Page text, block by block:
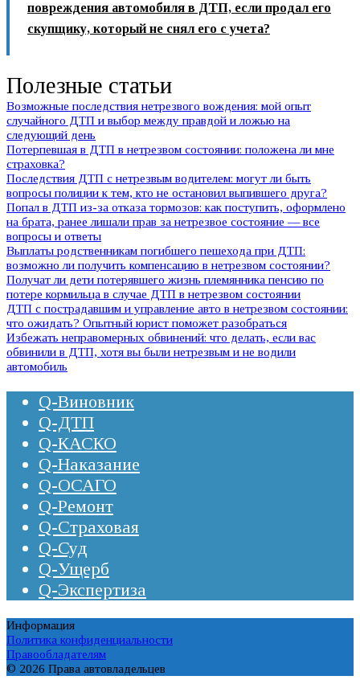
повреждения автомобиля в ДТП, если продал его
скупщику, который не снял его с учета?
Полезные статьи
Возможные последствия нетрезвого вождения: мой опыт
случайного ДТП и выбор между правдой и ложью на
следующий день
Потерпевшая в ДТП в нетрезвом состоянии: положена ли мне
страховка?
Последствия ДТП с нетрезвым водителем: могут ли быть
вопросы полиции к тем, кто не остановил выпившего друга?
Попал в ДТП из-за отказа тормозов: как поступить, оформлено
на брата, ранее лишали прав за нетрезвое состояние — все
вопросы и ответы
Выплаты родственникам погибшего пешехода при ДТП:
возможно ли получить компенсацию в нетрезвом состоянии?
Получат ли дети потерявшего жизнь племянника пенсию по
потере кормильца в случае ДТП в нетрезвом состоянии
ДТП с пострадавшим и управление авто в нетрезвом состоянии:
что ожидать? Опытный юрист поможет разобраться
Избежать неправомерных обвинений: что делать, если вас
обвинили в ДТП, хотя вы были нетрезвым и не водили
автомобиль
Q-Виновник
Q-ДТП
Q-КАСКО
Q-Наказание
Q-ОСАГО
Q-Ремонт
Q-Страховая
Q-Суд
Q-Ущерб
Q-Экспертиза
Информация
Политика конфиденциальности
Правообладателям
© 2026 Права автовладельцев